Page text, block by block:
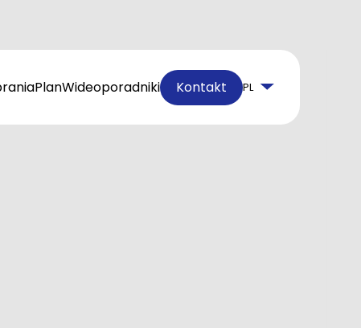
PlanWideoporadniki Kontakt PL